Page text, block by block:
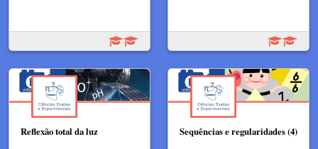
Reflexão total da luz​ Sequências e regularidades (4)